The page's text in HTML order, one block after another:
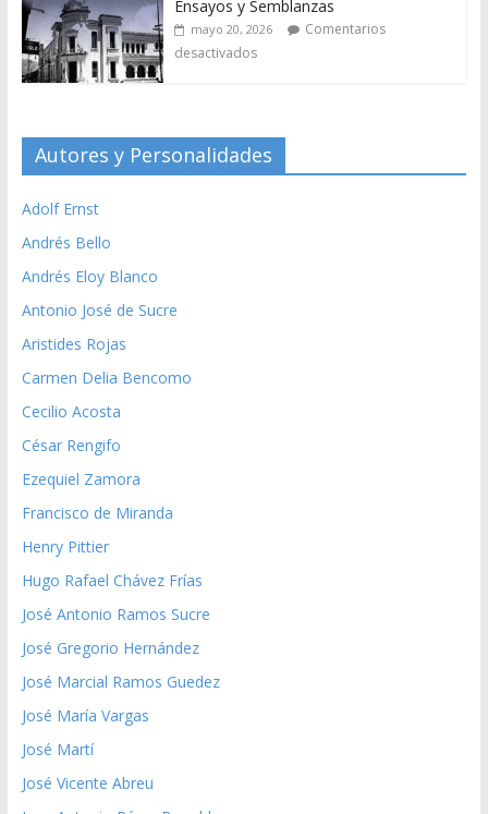
Ensayos y Semblanzas
mayo 20, 2026
Comentarios
desactivados
Autores y Personalidades
Adolf Ernst
Andrés Bello
Andrés Eloy Blanco
Antonio José de Sucre
Aristides Rojas
Carmen Delia Bencomo
Cecilio Acosta
César Rengifo
Ezequiel Zamora
Francisco de Miranda
Henry Pittier
Hugo Rafael Chávez Frías
José Antonio Ramos Sucre
José Gregorio Hernández
José Marcial Ramos Guedez
José María Vargas
José Martí
José Vicente Abreu